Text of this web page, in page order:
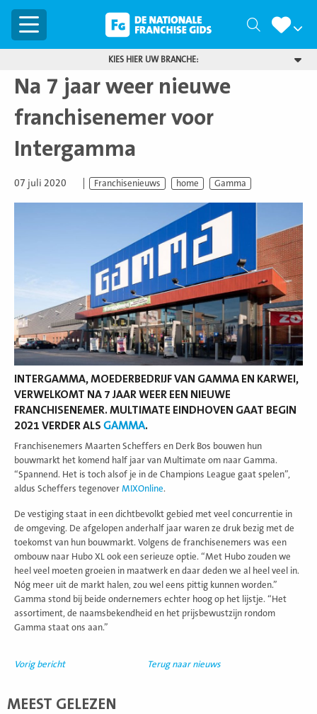
Menu Zoeken
KIES HIER UW BRANCHE:
Na 7 jaar weer nieuwe
franchisenemer voor
Intergamma
07 juli 2020 Franchisenieuws home Gamma
INTERGAMMA, MOEDERBEDRIJF VAN GAMMA EN KARWEI,
VERWELKOMT NA 7 JAAR WEER EEN NIEUWE
FRANCHISENEMER. MULTIMATE EINDHOVEN GAAT BEGIN
2021 VERDER ALS GAMMA.
Franchisenemers Maarten Scheffers en Derk Bos bouwen hun
bouwmarkt het komend half jaar van Multimate om naar Gamma.
“Spannend. Het is toch alsof je in de Champions League gaat spelen”,
aldus Scheffers tegenover MIXOnline.
De vestiging staat in een dichtbevolkt gebied met veel concurrentie in
de omgeving. De afgelopen anderhalf jaar waren ze druk bezig met de
toekomst van hun bouwmarkt. Volgens de franchisenemers was een
ombouw naar Hubo XL ook een serieuze optie. “Met Hubo zouden we
heel veel moeten groeien in maatwerk en daar deden we al heel veel in.
Nóg meer uit de markt halen, zou wel eens pittig kunnen worden.”
Gamma stond bij beide ondernemers echter hoog op het lijstje. “Het
assortiment, de naamsbekendheid en het prijsbewustzijn rondom
Gamma staat ons aan.”
Vorig bericht Terug naar nieuws
MEEST GELEZEN